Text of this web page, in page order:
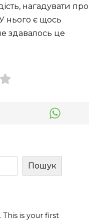
нагадувати про
нього є щось
здавалось це
Пошук
is your first